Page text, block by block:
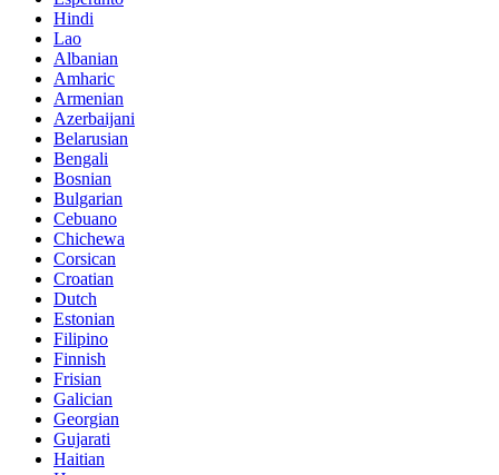
Hindi
Lao
Albanian
Amharic
Armenian
Azerbaijani
Belarusian
Bengali
Bosnian
Bulgarian
Cebuano
Chichewa
Corsican
Croatian
Dutch
Estonian
Filipino
Finnish
Frisian
Galician
Georgian
Gujarati
Haitian